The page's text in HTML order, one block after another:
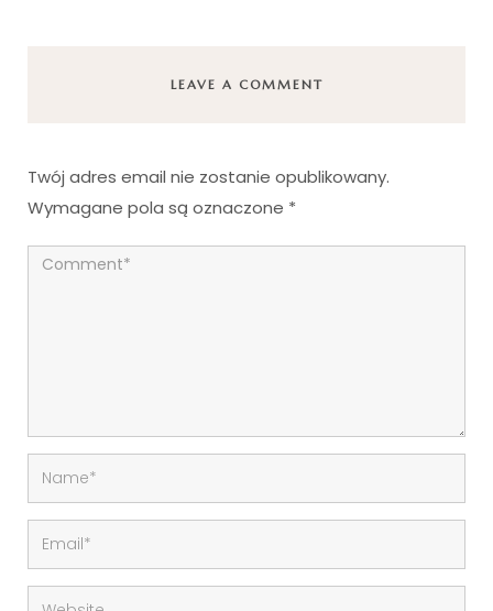
LEAVE A COMMENT
Twój adres email nie zostanie opublikowany.
Wymagane pola są oznaczone *